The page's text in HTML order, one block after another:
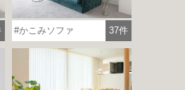
かこみソファ 37件